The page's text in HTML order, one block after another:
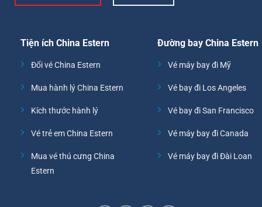
Tiện ích China Estern
Đổi vé China Estern
Mua hành lý China Estern
Kích thước hành lý
Vé trẻ em China Estern
Mua vé thú cưng China
Estern
Đường bay China Estern
Vé máy bay đi Mỹ
Vé bay đi Los Angeles
Vé bay đi San Francisco
Vé máy bay đi Canada
Vé máy bay đi Đài Loan